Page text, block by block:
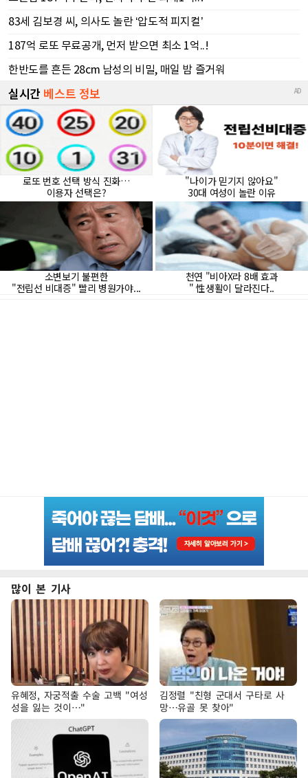
많이 본 기사
유혜정, 자궁적출 수술 고백 "여성
성을 잃는 것이…"
김정렬 "친형 군대서 구타로 사
망…유골 못 찾아"